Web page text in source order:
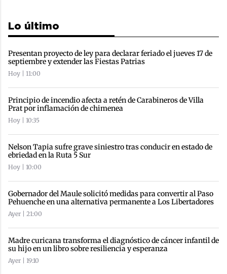
Lo último
Presentan proyecto de ley para declarar feriado el jueves 17 de
septiembre y extender las Fiestas Patrias
Hoy | 11:00
Principio de incendio afecta a retén de Carabineros de Villa
Prat por inflamación de chimenea
Hoy | 10:35
Nelson Tapia sufre grave siniestro tras conducir en estado de
ebriedad en la Ruta 5 Sur
Hoy | 10:00
Gobernador del Maule solicitó medidas para convertir al Paso
Pehuenche en una alternativa permanente a Los Libertadores
Ayer | 21:00
Madre curicana transforma el diagnóstico de cáncer infantil de
su hijo en un libro sobre resiliencia y esperanza
Ayer | 19:10